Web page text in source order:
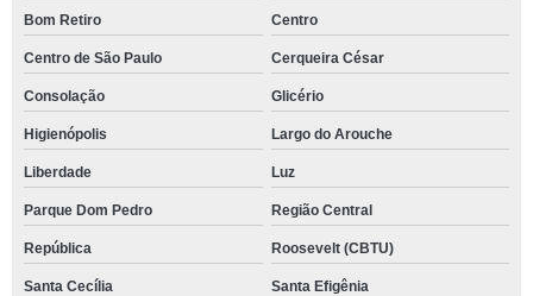
Bom Retiro Centro
Centro de São Paulo Cerqueira César
Consolação Glicério
Higienópolis Largo do Arouche
Liberdade Luz
Parque Dom Pedro Região Central
República Roosevelt (CBTU)
Santa Cecília Santa Efigênia